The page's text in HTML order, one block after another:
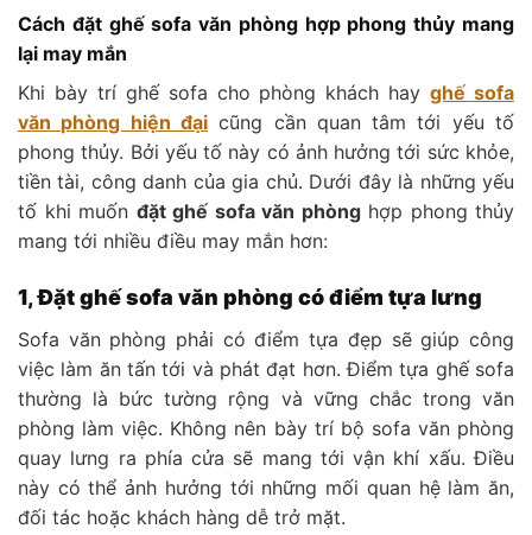
Cách đặt ghế sofa văn phòng hợp phong thủy mang
lại may mắn
Khi bày trí ghế sofa cho phòng khách hayghế sofa
văn phòng hiện đạicũng cần quan tâm tới yếu tố
phong thủy. Bởi yếu tố này có ảnh hưởng tới sức khỏe,
tiền tài, công danh của gia chủ. Dưới đây là những yếu
tố khi muốn đặt ghế sofa văn phònghợp phong thủy
mang tới nhiều điều may mắn hơn:
1, Đặt ghế sofa văn phòng có điểm tựa lưng
Sofa văn phòng phải có điểm tựa đẹp sẽ giúp công
việc làm ăn tấn tới và phát đạt hơn. Điểm tựa ghế sofa
thường là bức tường rộng và vững chắc trong văn
phòng làm việc. Không nên bày trí bộ sofa văn phòng
quay lưng ra phía cửa sẽ mang tới vận khí xấu. Điều
này có thể ảnh hưởng tới những mối quan hệ làm ăn,
đối tác hoặc khách hàng dễ trở mặt.